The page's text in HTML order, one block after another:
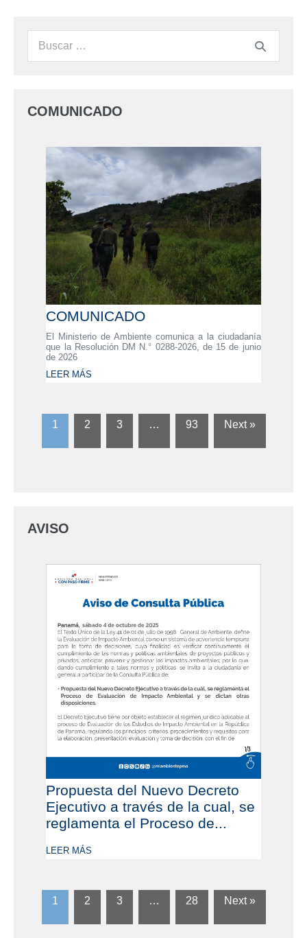
COMUNICADO
COMUNICADO
El Ministerio de Ambiente comunica a la ciudadanía
que la Resolución DM N.° 0288-2026, de 15 de junio
de 2026
LEER MÁS
1 2 3 … 93 Next »
AVISO
Propuesta del Nuevo Decreto
Ejecutivo a través de la cual, se
reglamenta el Proceso de...
LEER MÁS
1 2 3 … 28 Next »